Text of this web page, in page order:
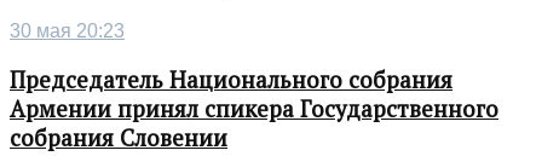
30 мая 20:23
Председатель Национального собрания
Армении принял спикера Государственного
собрания Словении